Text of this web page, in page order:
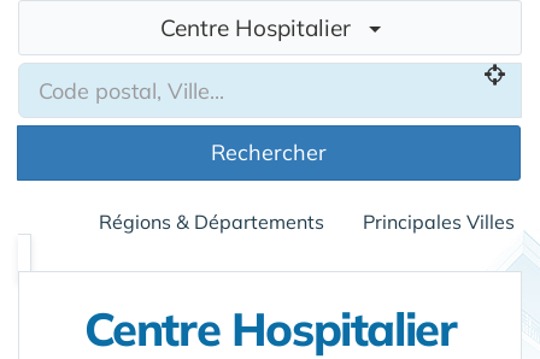
Centre Hospitalier
Rechercher
Régions & Départements Principales Villes
Centre Hospitalier